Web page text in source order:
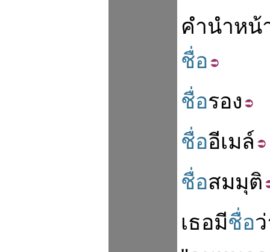
คำนำหน้
ชื่อ
ชื่อรอง
ชื่ออีเมล์
ชื่อสมมุติ
เธอมีชื่อ